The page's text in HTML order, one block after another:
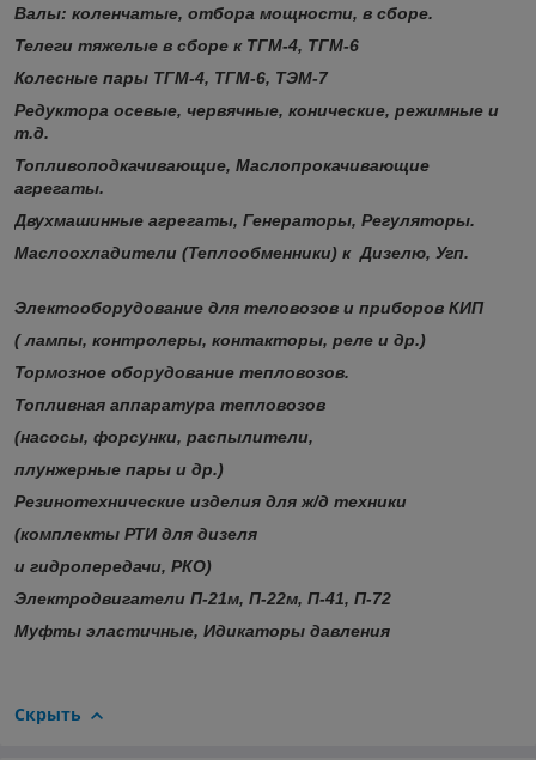
Валы: коленчатые, отбора мощности, в сборе.
Телеги тяжелые в сборе к ТГМ-4, ТГМ-6
Колесные пары ТГМ-4, ТГМ-6, ТЭМ-7
Редуктора осевые, червячные, конические, режимные и
т.д.
Топливоподкачивающие, Маслопрокачивающие
агрегаты.
Двухмашинные агрегаты, Генераторы, Регуляторы.
Маслоохладители (Теплообменники) к Дизелю, Угп.
Электооборудование для теловозов и приборов КИП
( лампы, контролеры, контакторы, реле и др.)
Тормозное оборудование тепловозов.
Топливная аппаратура тепловозов
(насосы, форсунки, распылители,
плунжерные пары и др.)
Резинотехнические изделия для ж/д техники
(комплекты РТИ для дизеля
и гидропередачи, РКО)
Электродвигатели П-21м, П-22м, П-41, П-72
Муфты эластичные, Идикаторы давления
Скрыть